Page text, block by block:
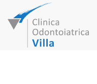
Skip to main content